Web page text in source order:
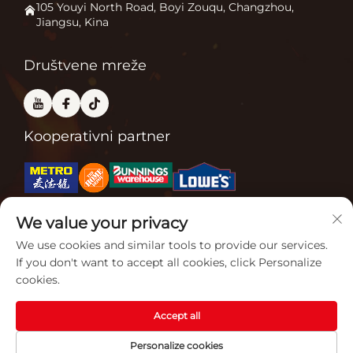
Primjena
Često Postavljana Pitanja
Peć za pizzu
105 Youyi North Road, Boyi Zouqu, Changzhou,
Jiangsu, Kina
Društvene mreže
Kooperativni partner
Povezane certifikacije
Copyright © 2026 Jiangsu Gardensun Furnace Co., Ltd. Sva prava su
rezervirana. -Politika privatnosti
We value your privacy
We use cookies and similar tools to provide our services.
If you don't want to accept all cookies, click Personalize
cookies.
Personalize cookies
Accept all